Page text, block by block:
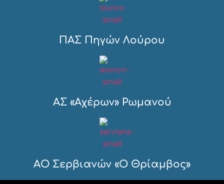
ΠΑΣ Πηγών Λούρου
ΑΣ «Αχέρων» Ρωμανού
ΑΟ Σερβιανών «Ο Θρίαμβος»